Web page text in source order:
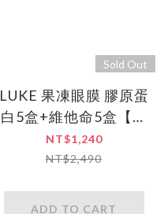
Sold Out
LUKE 果凍眼膜 膠原蛋
白5盒+維他命5盒【買
五送五】
NT$1,240
NT$2,490
ADD TO CART